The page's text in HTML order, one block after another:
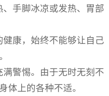
、手脚冰凉或发热、胃部
健康，始终不能够让自己
满警惕。由于无时无刻不
体上的各种不适。